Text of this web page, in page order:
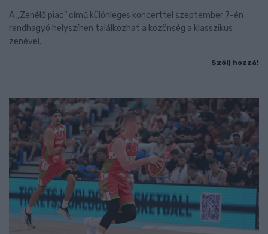
A „Zenélő piac” című különleges koncerttel szeptember 7-én
rendhagyó helyszínen találkozhat a közönség a klasszikus
zenével.
Szólj hozzá!